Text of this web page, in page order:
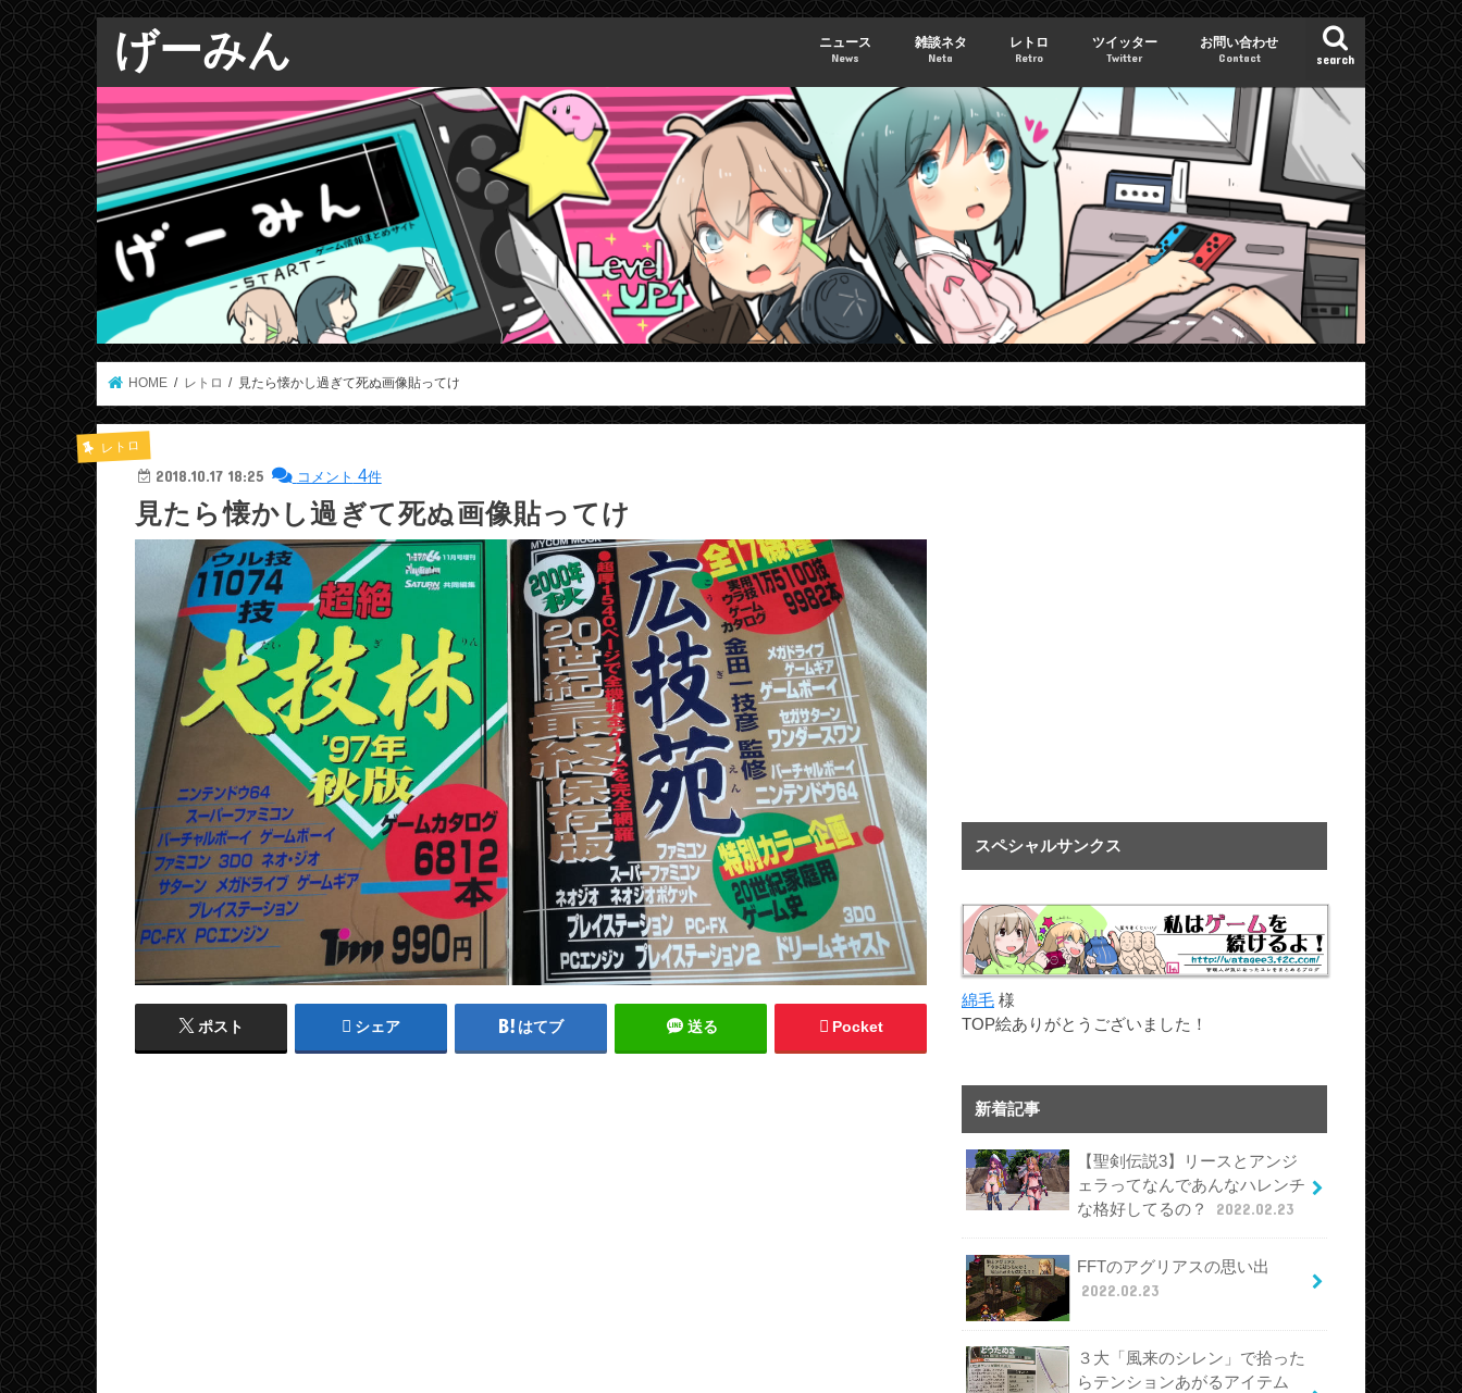
げーみん search
ニュース
News
雑談ネタ
Neta
レトロ
Retro
ツイッター
Twitter
お問い合わせ
Contact
HOME レトロ 見たら懐かし過ぎて死ぬ画像貼ってけ
レトロ
2018.10.17 18:25 コメント 4件
見たら懐かし過ぎて死ぬ画像貼ってけ
ポスト シェア はてブ 送る Pocket
スペシャルサンクス
綿毛 様
TOP絵ありがとうございました！
新着記事
【聖剣伝説3】リースとアンジ
ェラってなんであんなハレンチ
な格好してるの？
2022.02.23
FFTのアグリアスの思い出
2022.02.23
３大「風来のシレン」で拾った
らテンションあがるアイテム